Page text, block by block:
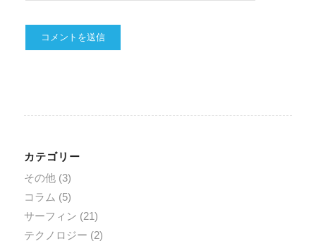
カテゴリー
その他(3)
コラム (5)
サーフィン (21)
テクノロジー (2)